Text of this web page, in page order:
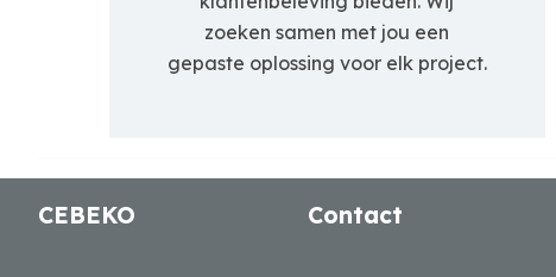
zoeken samen met jou een
gepaste oplossing voor elk project.
CEBEKO Contact